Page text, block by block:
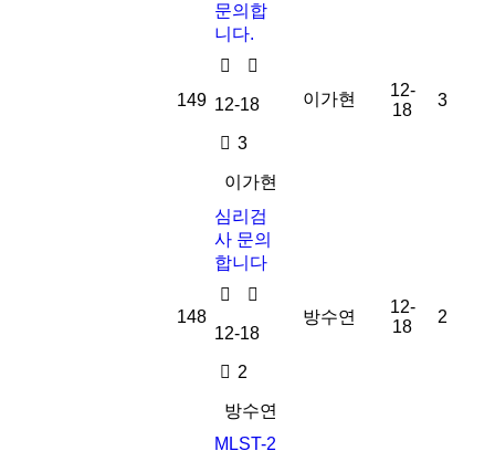
149
문의합
니다.
12-18
3
이가현
이가현
12-
18
3
148
심리검
사 문의
합니다
12-18
2
방수연
방수연
12-
18
2
MLST-2